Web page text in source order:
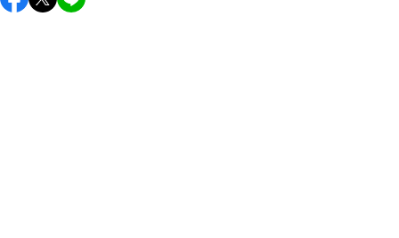
し上がりください。